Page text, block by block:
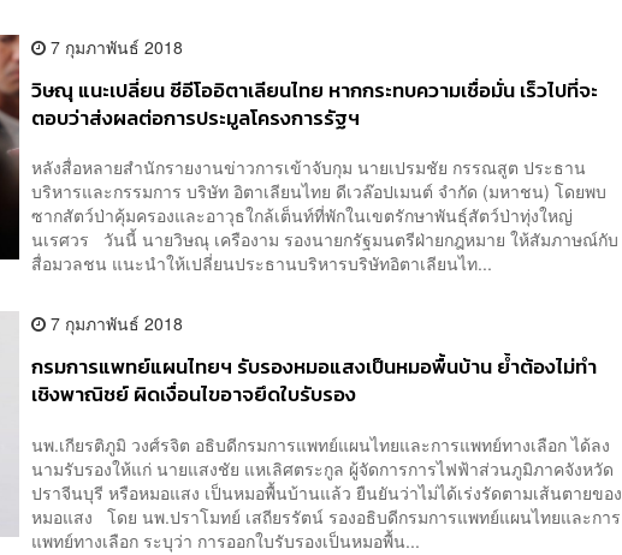
7 กุมภาพันธ์ 2018
วิษณุ แนะเปลี่ยน ซีอีโออิตาเลียนไทย หากกระทบความเชื่อมั่น เร็วไปที่จะ
ตอบว่าส่งผลต่อการประมูลโครงการรัฐฯ
หลังสื่อหลายสำนักรายงานข่าวการเข้าจับกุม นายเปรมชัย กรรณสูต ประธาน
บริหารและกรรมการ บริษัท อิตาเลียนไทย ดีเวล๊อปเมนต์ จำกัด (มหาชน) โดยพบ
ซากสัตว์ป่าคุ้มครองและอาวุธใกล้เต็นท์ที่พักในเขตรักษาพันธุ์สัตว์ป่าทุ่งใหญ่
นเรศวร วันนี้ นายวิษณุ เครืองาม รองนายกรัฐมนตรีฝ่ายกฎหมาย ให้สัมภาษณ์กับ
สื่อมวลชน แนะนำให้เปลี่ยนประธานบริหารบริษัทอิตาเลียนไท...
7 กุมภาพันธ์ 2018
กรมการแพทย์แผนไทยฯ รับรองหมอแสงเป็นหมอพื้นบ้าน ย้ำต้องไม่ทำ
เชิงพาณิชย์ ผิดเงื่อนไขอาจยึดใบรับรอง
นพ.เกียรติภูมิ วงศ์รจิต อธิบดีกรมการแพทย์แผนไทยและการแพทย์ทางเลือก ได้ลง
นามรับรองให้แก่ นายแสงชัย แหเลิศตระกูล ผู้จัดการการไฟฟ้าส่วนภูมิภาคจังหวัด
ปราจีนบุรี หรือหมอแสง เป็นหมอพื้นบ้านแล้ว ยืนยันว่าไม่ได้เร่งรัดตามเส้นตายของ
หมอแสง โดย นพ.ปราโมทย์ เสถียรรัตน์ รองอธิบดีกรมการแพทย์แผนไทยและการ
แพทย์ทางเลือก ระบุว่า การออกใบรับรองเป็นหมอพื้น...